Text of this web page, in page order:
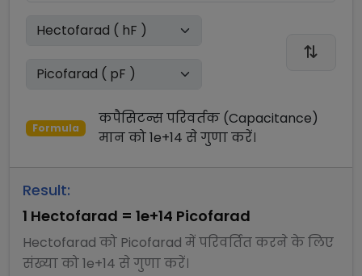
Formula
कपैसिटन्स परिवर्तक (Capacitance)
मान को1e+14 सेगुणाकरें।
Result:
1 Hectofarad = 1e+14 Picofarad
Hectofarad को Picofarad में परिवर्तित करने के लिए
संख्या को1e+14 सेगुणाकरें।